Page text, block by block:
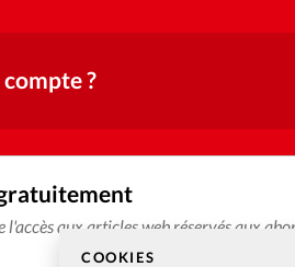
COOKIES
?
aux articles web réservés aux